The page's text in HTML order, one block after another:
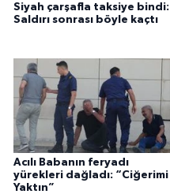
Siyah çarşafla taksiye bindi:
Saldırı sonrası böyle kaçtı
Acılı Babanın feryadı
yürekleri dağladı: “Ciğerimi
Yaktın”